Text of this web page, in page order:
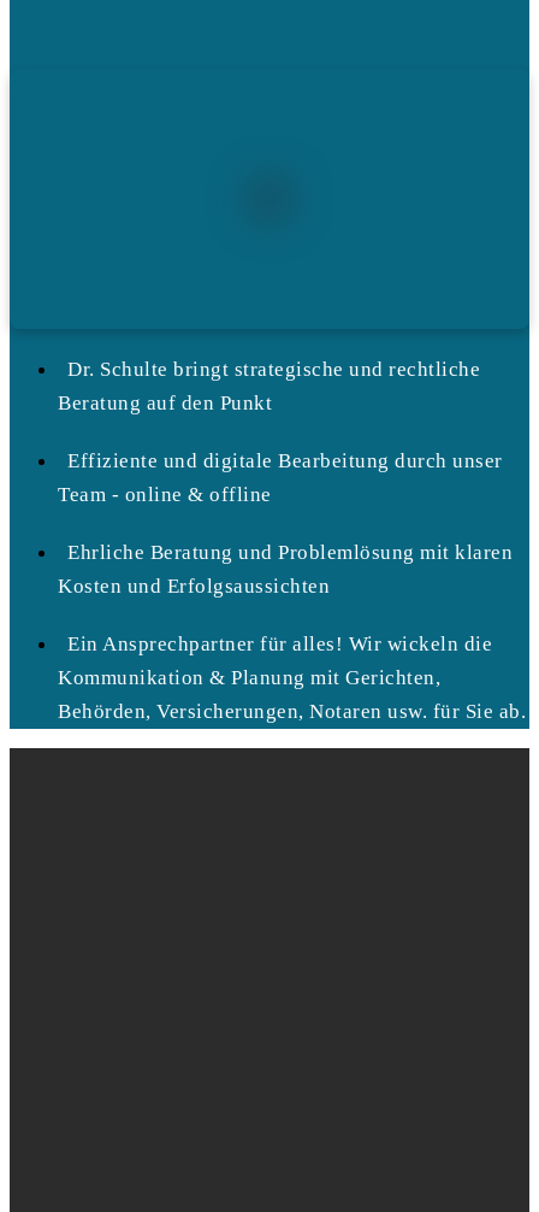
Dr. Schulte bringt strategische und rechtliche
Beratung auf den Punkt
Effiziente und digitale Bearbeitung durch unser
Team - online & offline
Ehrliche Beratung und Problemlösung mit klaren
Kosten und Erfolgsaussichten
Ein Ansprechpartner für alles! Wir wickeln die
Kommunikation & Planung mit Gerichten,
Behörden, Versicherungen, Notaren usw. für Sie ab.